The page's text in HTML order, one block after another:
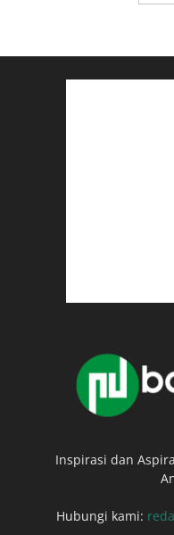
Inspirasi dan
Hubungi kami: